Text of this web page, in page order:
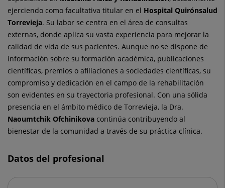
ejerciendo como facultativa titular en el Hospital Quirónsalud
Torrevieja. Su labor se centra en el área de consultas
externas, donde aplica su vasta experiencia para mejorar la
calidad de vida de sus pacientes. Aunque no se dispone de
información sobre su formación académica, publicaciones
científicas, premios o afiliaciones a sociedades científicas, su
compromiso y dedicación en el campo de la rehabilitación
son evidentes en su trayectoria profesional. Con una sólida
presencia en el ámbito médico de Torrevieja, la Dra.
Naoumtchik Ofchinikova continúa contribuyendo al
bienestar de la comunidad a través de su práctica clínica.
Datos del profesional